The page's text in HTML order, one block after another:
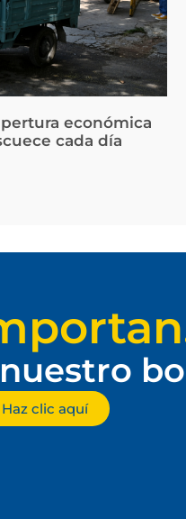
económica
cada día
Haz clic aquí